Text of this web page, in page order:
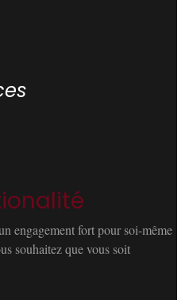
engagement fort pour soi-même
souhaitez que vous soit